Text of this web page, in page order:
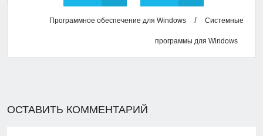
Программное обеспечение для Windows / Системные
программы для Windows
ОСТАВИТЬ КОММЕНТАРИЙ